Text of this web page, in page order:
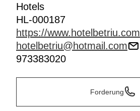
Hotels
HL-000187
https://www.hotelbetriu.com
hotelbetriu@hotmail.com
973383020
Forderung